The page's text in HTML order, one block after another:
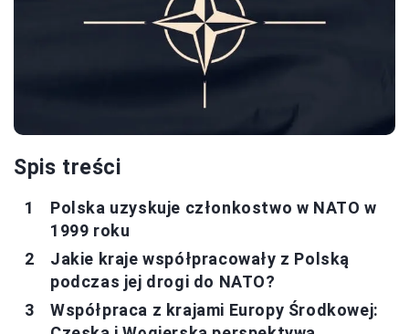
Spis treści
Polska uzyskuje członkostwo w NATO w
1999 roku
Jakie kraje współpracowały z Polską
podczas jej drogi do NATO?
Współpraca z krajami Europy Środkowej: